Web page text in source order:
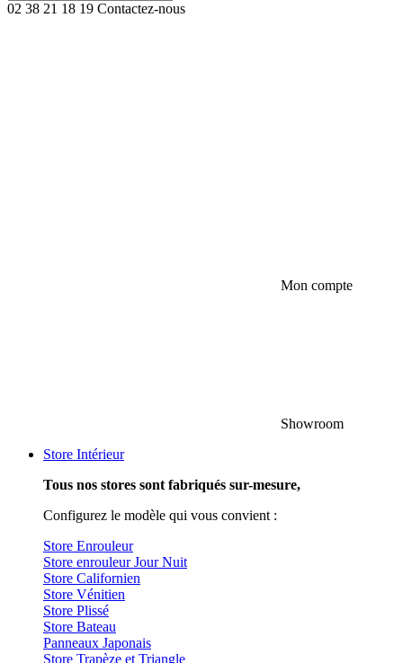
02 38 21 18 19 Contactez-nous
Mon compte
Showroom
Store Intérieur
Tous nos stores sont fabriqués sur-mesure,
Configurez le modèle qui vous convient :
Store Enrouleur
Store enrouleur Jour Nuit
Store Californien
Store Vénitien
Store Plissé
Store Bateau
Panneaux Japonais
Store Trapèze et Triangle